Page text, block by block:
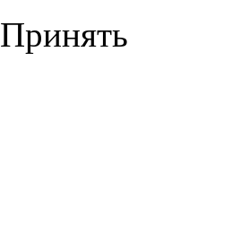
Принять